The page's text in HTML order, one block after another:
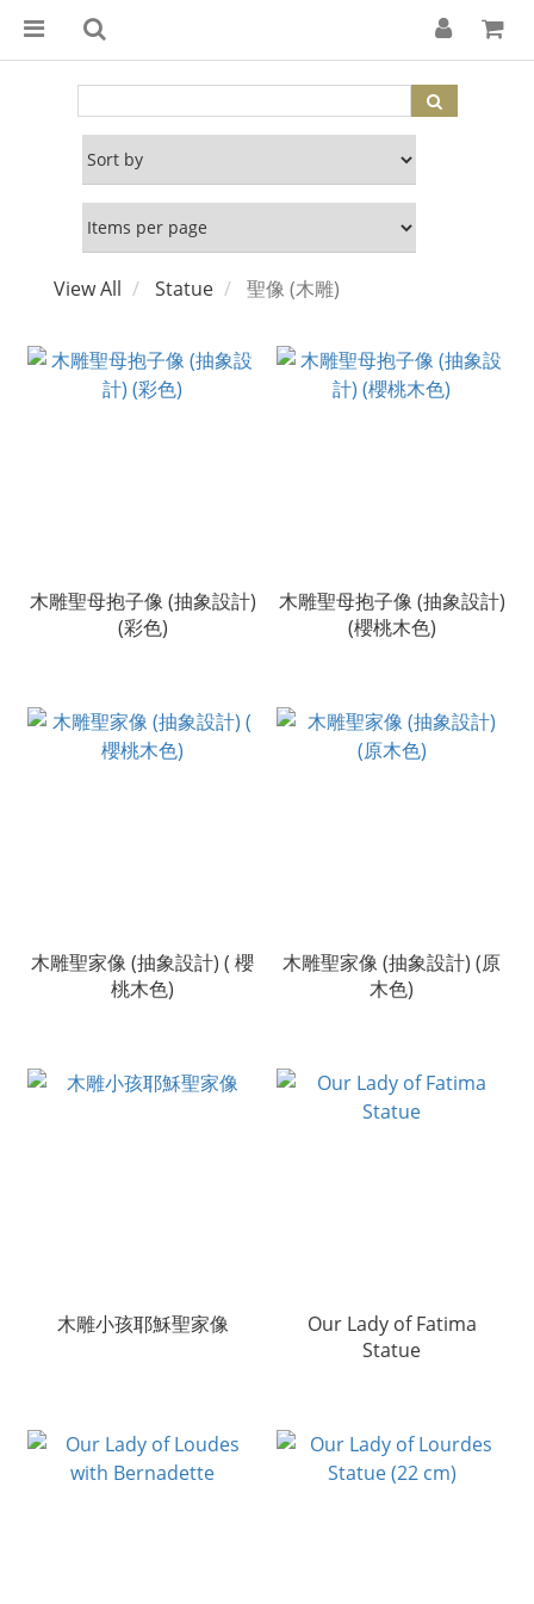
View All Statue 聖像 (木雕)
木雕聖母抱子像 (抽象設計)
(彩色)
木雕聖母抱子像 (抽象設計)
(櫻桃木色)
木雕聖家像 (抽象設計) ( 櫻
桃木色)
木雕聖家像 (抽象設計) (原
木色)
木雕小孩耶穌聖家像
Our Lady of Fatima
Statue